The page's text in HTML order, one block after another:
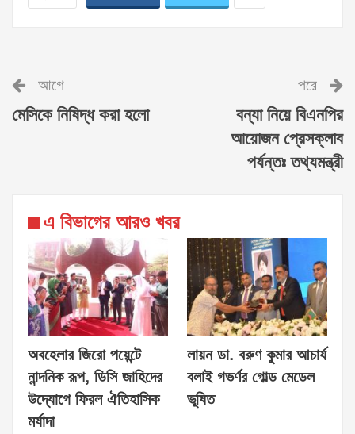
আগে
মেসিকে নিষিদ্ধ করা হলো
পরে
বন্যা নিয়ে বিএনপির
আয়োজন প্রেসক্লাব
পর্যন্তঃ তথ্যমন্ত্রী
এ বিভাগের আরও খবর
অবহেলার জিরো পয়েন্টে
নান্দনিক রূপ, ডিসি জাহিদের
উদ্যোগে ফিরল ঐতিহাসিক
মর্যাদা
লায়ন ডা. বরুণ কুমার আচার্য
বলাই গভর্ণর গোল্ড মেডেল
ভূষিত